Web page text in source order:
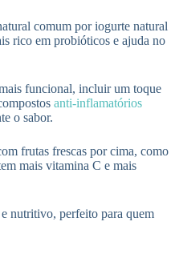
comum por iogurte natural
rico em probióticos e ajuda no
funcional, incluir um toque
anti-inflamatórios
o sabor.
frutas frescas por cima, como
mais vitamina C e mais
nutritivo, perfeito para quem